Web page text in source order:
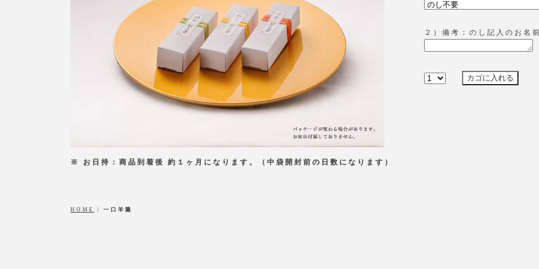
２）備考：のし記入のお名
※ お日持：商品到着後 約１ヶ月になります。（中袋開封前の日数になります）
HOME 一口羊羹